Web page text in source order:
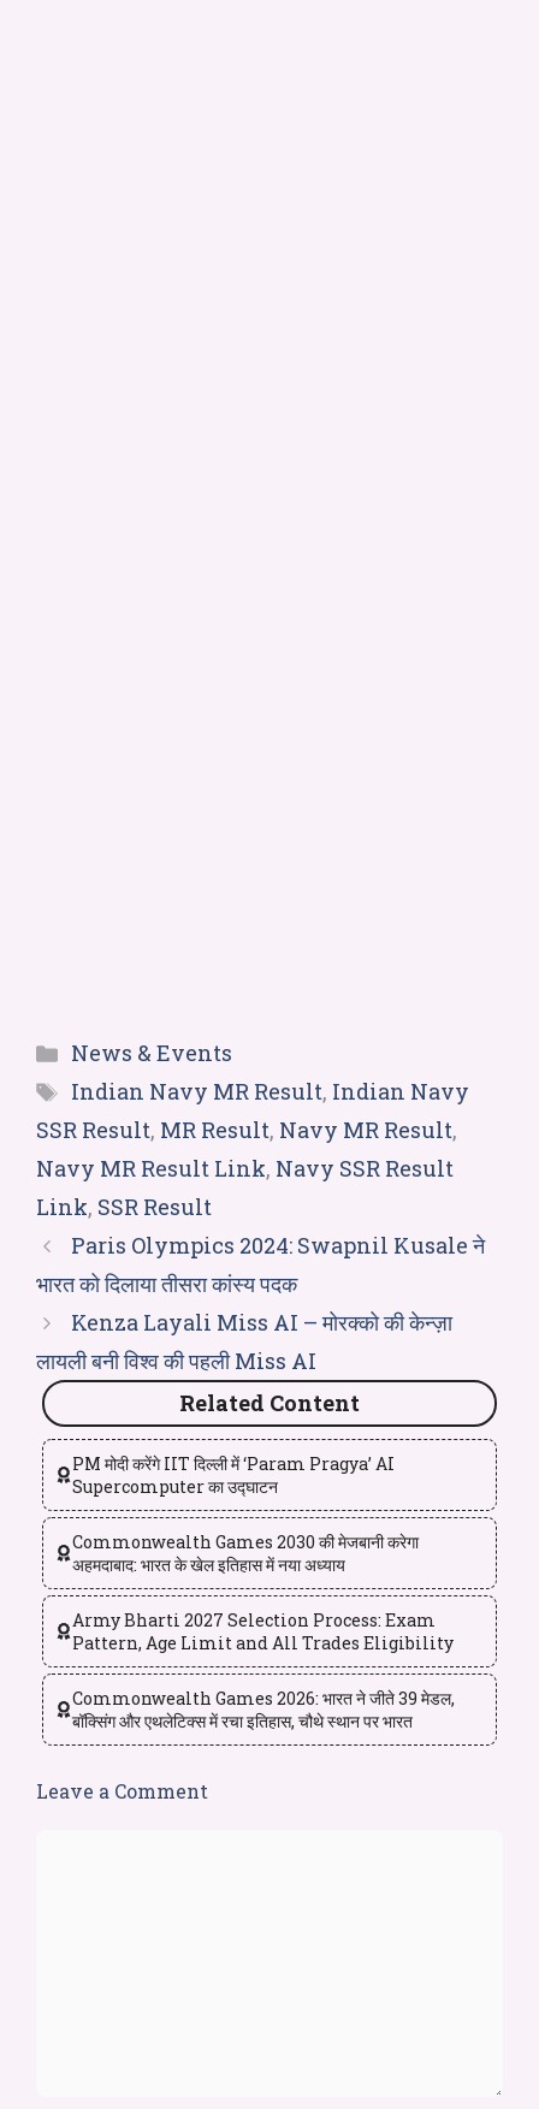
News & Events
Indian Navy MR Result, Indian Navy
SSR Result, MR Result, Navy MR Result,
Navy MR Result Link, Navy SSR Result
Link, SSR Result
Paris Olympics 2024: Swapnil Kusale ने
भारत को दिलाया तीसरा कांस्य पदक
Kenza Layali Miss AI – मोरक्को की केन्ज़ा
लायली बनी विश्व की पहली Miss AI
Related Content
PM मोदी करेंगे IIT दिल्ली में ‘Param Pragya’ AI
Supercomputer का उद्घाटन
Commonwealth Games 2030 की मेजबानी करेगा
अहमदाबाद: भारत के खेल इतिहास में नया अध्याय
Army Bharti 2027 Selection Process: Exam
Pattern, Age Limit and All Trades Eligibility
Commonwealth Games 2026: भारत ने जीते 39 मेडल,
बॉक्सिंग और एथलेटिक्स में रचा इतिहास, चौथे स्थान पर भारत
Leave a Comment